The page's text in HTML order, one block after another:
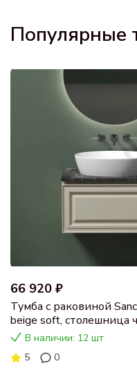
Популярные
66 920 ₽
Тумба с раковиной
beige soft, столешница
раковина CN5018
В наличии: 12 шт
5
0